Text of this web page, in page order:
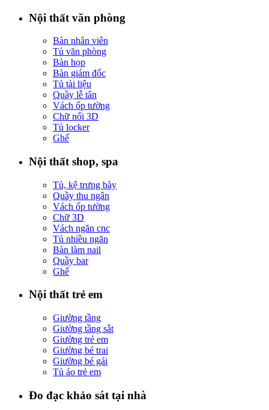
Nội thất văn phòng
Bàn nhân viên
Tủ văn phòng
Bàn họp
Bàn giám đốc
Tủ tài liệu
Quầy lễ tân
Vách ốp tường
Chữ nổi 3D
Tủ locker
Ghế
Nội thất shop, spa
Tủ, kệ trưng bày
Quầy thu ngân
Vách ốp tường
Chữ 3D
Vách ngăn cnc
Tủ nhiều ngăn
Bàn làm nail
Quầy bar
Ghế
Nội thất trẻ em
Giường tầng
Giường tầng sắt
Giường trẻ em
Giường bé trai
Giường bé gái
Tủ áo trẻ em
Đo đạc khảo sát tại nhà